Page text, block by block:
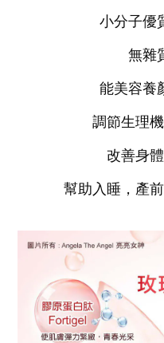
小分子優
無雜
能美容養
調節生理
改善身
幫助入睡，產